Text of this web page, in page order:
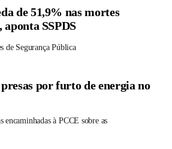
de 51,9% nas mortes
SSPDS
de Segurança Pública
por furto de energia no
encaminhadas à PCCE sobre as